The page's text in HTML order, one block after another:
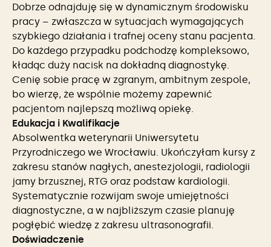
Dobrze odnajduję się w dynamicznym środowisku
pracy – zwłaszcza w sytuacjach wymagających
szybkiego działania i trafnej oceny stanu pacjenta.
Do każdego przypadku podchodzę kompleksowo,
kładąc duży nacisk na dokładną diagnostykę.
Cenię sobie pracę w zgranym, ambitnym zespole,
bo wierzę, że wspólnie możemy zapewnić
pacjentom najlepszą możliwą opiekę.
Edukacja i Kwalifikacje
Absolwentka weterynarii Uniwersytetu
Przyrodniczego we Wrocławiu. Ukończyłam kursy z
zakresu stanów nagłych, anestezjologii, radiologii
jamy brzusznej, RTG oraz podstaw kardiologii.
Systematycznie rozwijam swoje umiejętności
diagnostyczne, a w najbliższym czasie planuję
pogłębić wiedzę z zakresu ultrasonografii.
Doświadczenie